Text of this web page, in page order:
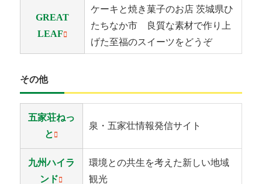
GREAT
LEAF
ケーキと焼き菓子のお店 茨城県ひ
たちなか市 良質な素材で作り上
げた至福のスイーツをどうぞ
その他
五家荘ねっ
と
泉・五家壮情報発信サイト
九州ハイラ
ンド
環境との共生を考えた新しい地域
観光